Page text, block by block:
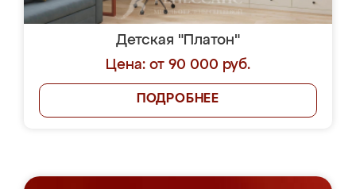
Детская "Платон"
Цена: от 90 000 руб.
ПОДРОБНЕЕ